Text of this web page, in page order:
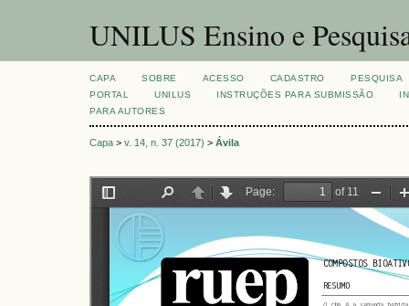
UNILUS Ensino e
CAPA SOBRE ACESSO CADASTRO
PESQUISA
PORTAL
UNILUS INSTRUÇÕES PARA SUBMISSÃO
PARA AUTORES
Capa > v. 14, n. 37 (2017) > Ávila